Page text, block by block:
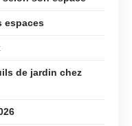
espaces
de jardin chez